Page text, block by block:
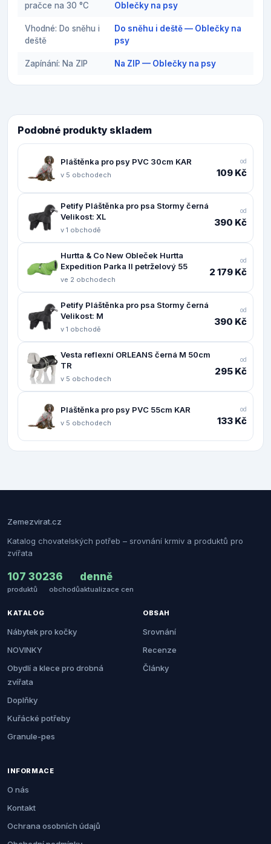
pračce na 30 °C
Oblečky na psy
Vhodné: Do sněhu i
deště
Do sněhu i deště — Oblečky na
psy
Zapínání: Na ZIP Na ZIP — Oblečky na psy
Podobné produkty skladem
Pláštěnka pro psy PVC 30cm KAR
v 5 obchodech
od
109 Kč
Petify Pláštěnka pro psa Stormy černá
Velikost: XL
v 1 obchodě
od
390 Kč
Hurtta & Co New Obleček Hurtta
Expedition Parka II petrželový 55
ve 2 obchodech
od
2 179 Kč
Petify Pláštěnka pro psa Stormy černá
Velikost: M
v 1 obchodě
od
390 Kč
Vesta reflexní ORLEANS černá M 50cm
TR
v 5 obchodech
od
295 Kč
Pláštěnka pro psy PVC 55cm KAR
v 5 obchodech
od
133 Kč
Zemezvirat.cz
Katalog chovatelských potřeb – srovnání krmiv a produktů pro
zvířata
107 302
produktů
36
obchodů
denně
aktualizace cen
KATALOG
Nábytek pro kočky
NOVINKY
Obydlí a klece pro drobná
zvířata
Doplňky
Kuřácké potřeby
Granule-pes
OBSAH
Srovnání
Recenze
Články
INFORMACE
O nás
Kontakt
Ochrana osobních údajů